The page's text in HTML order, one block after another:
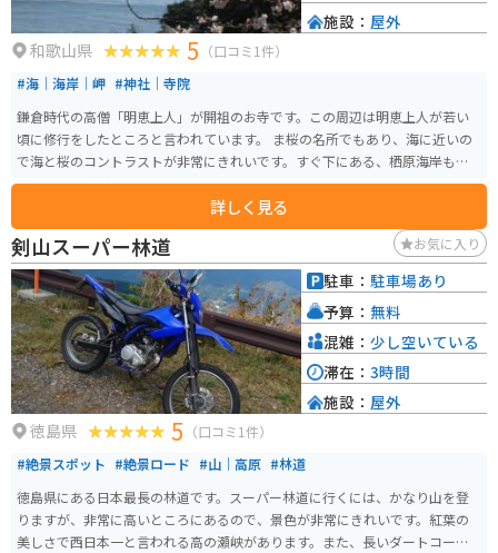
和歌山県 5 （口コミ1件）
#海｜海岸｜岬 #神社｜寺院
鎌倉時代の高僧「明恵上人」が開祖のお寺です。この周辺は明恵上人が若い
頃に修行をしたところと言われています。 ま桜の名所でもあり、海に近いの
で海と桜のコントラストが非常にきれいです。すぐ下にある、栖原海岸も非
常に美しい砂浜です。
詳しく見る
施設： 屋外
剣山スーパー林道 お気に入り
徳島県 5 （口コミ1件）
#絶景スポット #絶景ロード #山｜高原 #林道
徳島県にある日本最長の林道です。スーパー林道に行くには、かなり山を登
りますが、非常に高いところにあるので、景色が非常にきれいです。紅葉の
美しさで西日本一と言われる高の瀬峡があります。また、長いダートコース
駐車： 駐車場あり
予算： 無料
混雑： 少し空いている
滞在： 3時間
施設： 屋外